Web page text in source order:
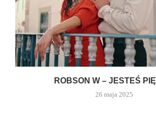
ROBSON W – JESTEŚ
26 maja 2025